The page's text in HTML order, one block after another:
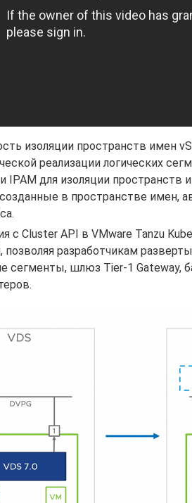
изоляции пространств имен
реализации логических
IPAM для изоляции пространств
созданные в пространстве имен,
с Cluster API в VMware Tanzu
позволяя разработчикам
сегменты, шлюз Tier-1 Gateway,